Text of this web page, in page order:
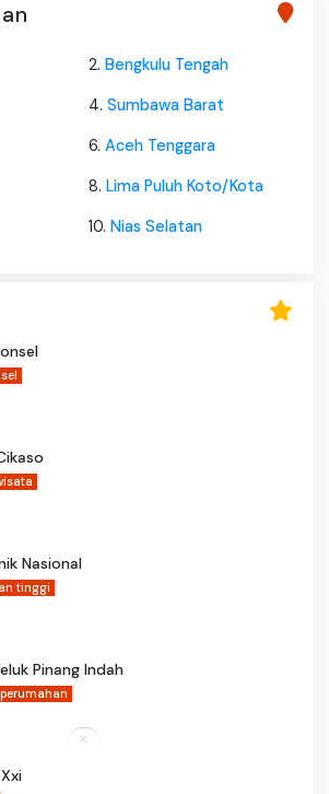
2. Bengkulu Tengah
4. Sumbawa Barat
6. Aceh Tenggara
8. Lima Puluh Koto/Kota
10. Nias Selatan
Nasional
tinggi
Pinang Indah